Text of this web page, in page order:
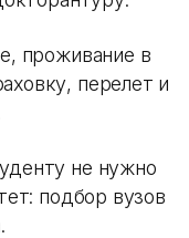
проживание в
перелет и
не нужно
подбор вузов